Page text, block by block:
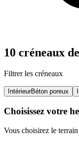
10 créneaux
Filtrer les créneaux
IntérieurBéton poreux
Choisissez votre
Vous choisirez le